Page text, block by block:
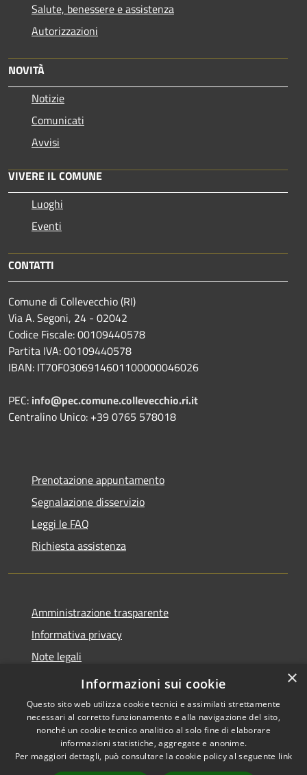
Salute, benessere e assistenza
Autorizzazioni
NOVITÀ
Notizie
Comunicati
Avvisi
VIVERE IL COMUNE
Luoghi
Eventi
CONTATTI
Comune di Collevecchio (RI)
Via A. Segoni, 24 - 02042
Codice Fiscale: 00109440578
Partita IVA: 00109440578
IBAN: IT70F0306914601100000046026
PEC: info@pec.comune.collevecchio.ri.it
Centralino Unico: +39 0765 578018
Prenotazione appuntamento
Segnalazione disservizio
Leggi le FAQ
Richiesta assistenza
Amministrazione trasparente
Informativa privacy
Note legali
Dichiarazione di accessibilità
Accessibilità
Copyright © 2026 • Comune di
Collevecchio • Powered by
×
Informazioni sui cookie
Questo sito web utilizza cookie tecnici e assimilati strettamente
necessari al corretto funzionamento e alla navigazione del sito,
nonché un cookie tecnico analitico al solo fine di elaborare
informazioni statistiche, aggregate e anonime.
Per maggiori dettagli, può consultare la cookie policy al seguente link